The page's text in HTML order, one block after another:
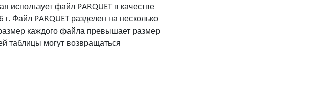
файл PARQUET в качестве
Файл PARQUET разделен на несколько
каждого файла превышает размер
таблицы могут возвращаться